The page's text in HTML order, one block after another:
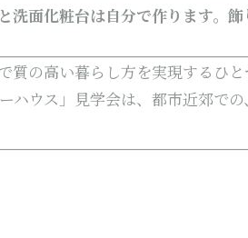
洗面化粧台は自分で作ります。
質の高い暮らし方を実現するひ
ウス」見学会は、都市近郊で